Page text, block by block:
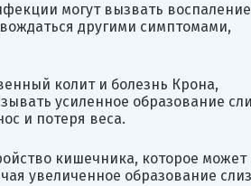
могут вызвать воспаление
другими симптомами,
колит и болезнь Крона,
усиленное образование
и потеря веса.
кишечника, которое может
увеличенное образование